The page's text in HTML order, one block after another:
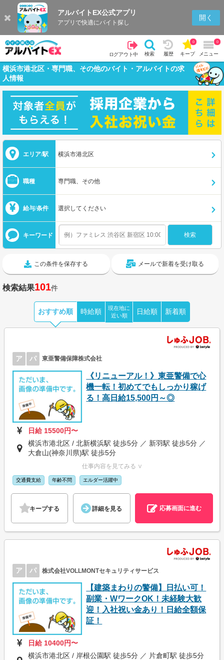
アルバイトEX公式アプリ
アプリで快適にバイト探し
開く
ログアウト中 検索 履歴 キープ
0
メニュー
0
横浜市港北区・専門職、その他のバイト・アルバイトの求
人情報
エリア/駅 横浜市港北区
職種 専門職、その他
給与/条件 選択してください
キーワード
この条件を保存する メールで新着を受け取る
検索結果101件
おすすめ順 時給順
現在地に
近い順
日給順 新着順
ア パ 東亜警備保障株式会社
《リニューアル！》東亜警備で心
機一転！初めてでもしっかり稼げ
る！高日給15,500円～◎
日給 15500円〜
横浜市港北区 / 北新横浜駅 徒歩5分 ／ 新羽駅 徒歩5分 ／
大倉山(神奈川県)駅 徒歩5分
仕事内容を見てみる ∨
交通費支給 年齢不問 エルダー活躍中
キープする 詳細を見る 応募画面に進む
ア パ 株式会社VOLLMONTセキュリティサービス
【建築まわりの警備】日払い可！
副業・WワークOK！未経験大歓
迎！入社祝い金あり！日給全額保
証！
日給 10400円〜
横浜市港北区 / 岸根公園駅 徒歩5分 ／ 片倉町駅 徒歩5分